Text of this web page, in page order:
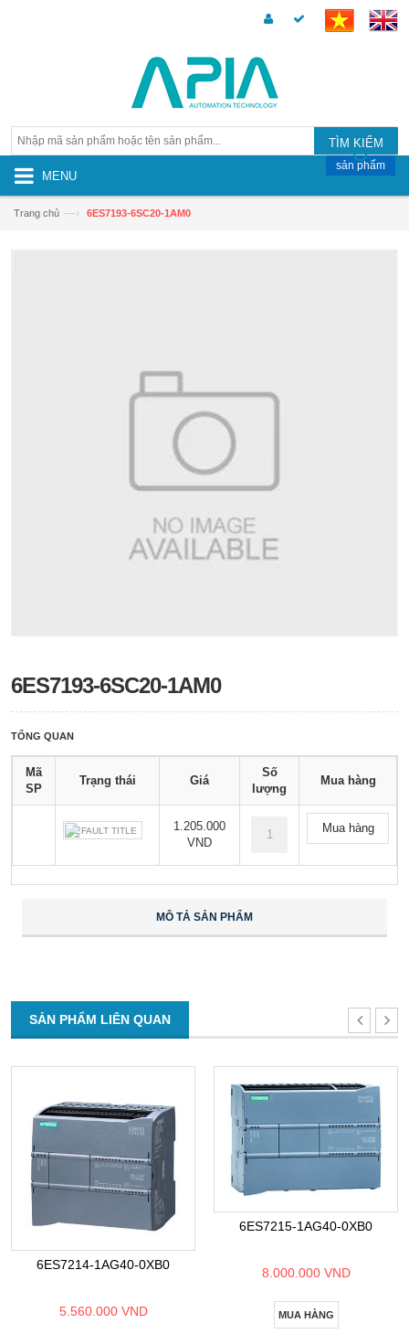
TÌM KIẾM
MENU
sản phẩm
Trang chủ —› 6ES7193-6SC20-1AM0
6ES7193-6SC20-1AM0
TỔNG QUAN
Mã
SP
Trạng thái Giá
Số
lượng
Mua hàng
DEFAULT TITLE
1.205.000
VND
Mua hàng
MÔ TẢ SẢN PHẨM
SẢN PHẨM LIÊN QUAN
6ES7214-1AG40-0XB0
5.560.000 VND
6ES7215-1AG40-0XB0
8.000.000 VND
MUA HÀNG